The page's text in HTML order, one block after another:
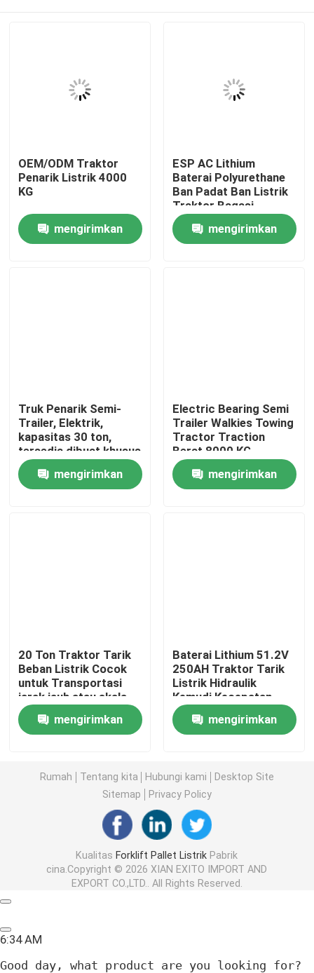
Tur Pabrik
Kontrol kualitas
Forklift Pallet Listrik
Penumpuk Palet Elektrik
4 Forklift arah
3 Way Pallet Stacker
Forklift dengan jangkauan listrik
Penggerak kendaraan listrik
OEM/ODM Traktor
Penarik Listrik 4000
KG
mengirimkan
ESP AC Lithium
Baterai Polyurethane
Ban Padat Ban Listrik
Traktor Bagasi
mengirimkan
Truk Penarik Semi-
Trailer, Elektrik,
kapasitas 30 ton,
tersedia dibuat khusus
mengirimkan
Electric Bearing Semi
Trailer Walkies Towing
Tractor Traction
Berat 8000 KG
Kapasitas baterai 24 V
320 AHmengirimkan
20 Ton Traktor Tarik
Beban Listrik Cocok
untuk Transportasi
jarak jauh atau skala
besar
mengirimkan
Baterai Lithium 51.2V
250AH Traktor Tarik
Listrik Hidraulik
Kemudi Kecepatan
Berjalan: 6/12 km
mengirimkan
Rumah Tentang kita Hubungi kami
Desktop Site
Sitemap
Privacy Policy
Kualitas Forklift Pallet Listrik Pabrik
cina.Copyright © 2026 XIAN EXITO IMPORT AND
EXPORT CO.,LTD.. All Rights Reserved.
6:34 AM
Good day, what product are you looking for?